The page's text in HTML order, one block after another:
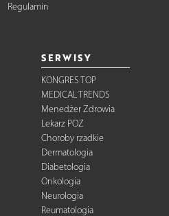
Regulamin
SERWISY
KONGRES TOP
MEDICAL TRENDS
Menedżer Zdrowia
Lekarz POZ
Choroby rzadkie
Dermatologia
Diabetologia
Onkologia
Neurologia
Reumatologia